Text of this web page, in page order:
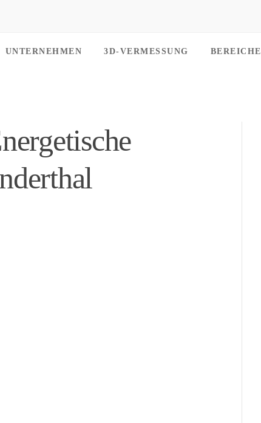
UNTERNEHMEN 3D-VERMESSUNG BEREICHE